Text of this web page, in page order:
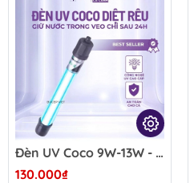
Đèn UV Coco 9W-13W - Hỗ trợ xử lý nước xanh, rêu tảo lơ lửng, cải thiện độ trong nước hồ cá Koi thủy sinh
130.000₫